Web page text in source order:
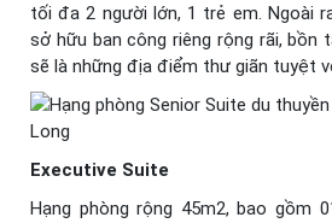
tối đa 2 người lớn, 1 trẻ em. Ngoài
sở hữu ban công riêng rộng rãi, bồn
sẽ là những địa điểm thư giãn tuyệt
Executive Suite
Hạng phòng rộng 45m2, bao gồm